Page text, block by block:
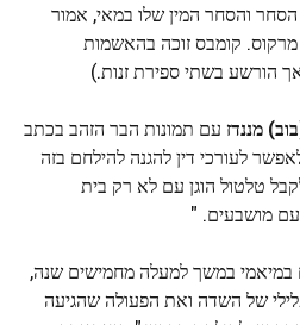
הסחר והסחר המין שלו במאי, אמור
קומבס זוכה בהאשמות
הורשע בשתי ספירת זנות.)
מננדז עם תמונות הבר הזהב בכתב
לעורכי דין להגנה להילחם בזה
טלטול הוגן עם לא רק בית
מושבעים. "
במיאמי במשך למעלה מחמישים שנה,
של השדה ואת הפעולה שהגיעה